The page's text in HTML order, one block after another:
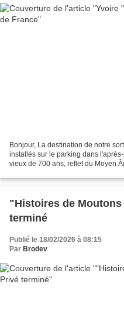
Bonjour, La destination de notre
installés sur le parking dans
vieux de 700 ans, reflet du Moyen
"Histoires de
terminé
Publié le 18/02/2026 à 08:15
Par Brodev